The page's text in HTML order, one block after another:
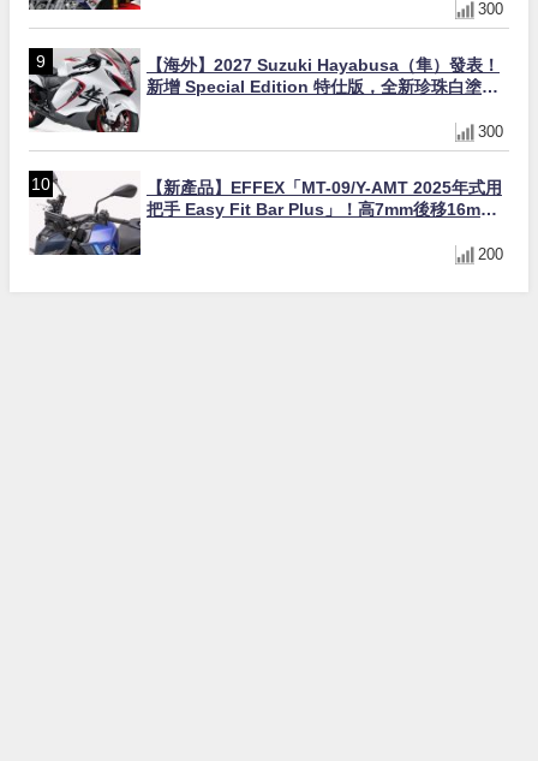
300
【海外】2027 Suzuki Hayabusa（隼）發表！
新增 Special Edition 特仕版，全新珍珠白塗裝
300
【新產品】EFFEX「MT-09/Y-AMT 2025年式用
把手 Easy Fit Bar Plus」！高7mm後移16mm
200